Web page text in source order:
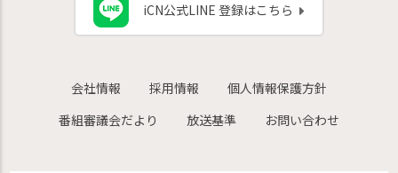
iCN公式LINE 登録はこちら
会社情報 採用情報
個人情報保護方針
番組審議会だより
放送基準 お問い合わせ